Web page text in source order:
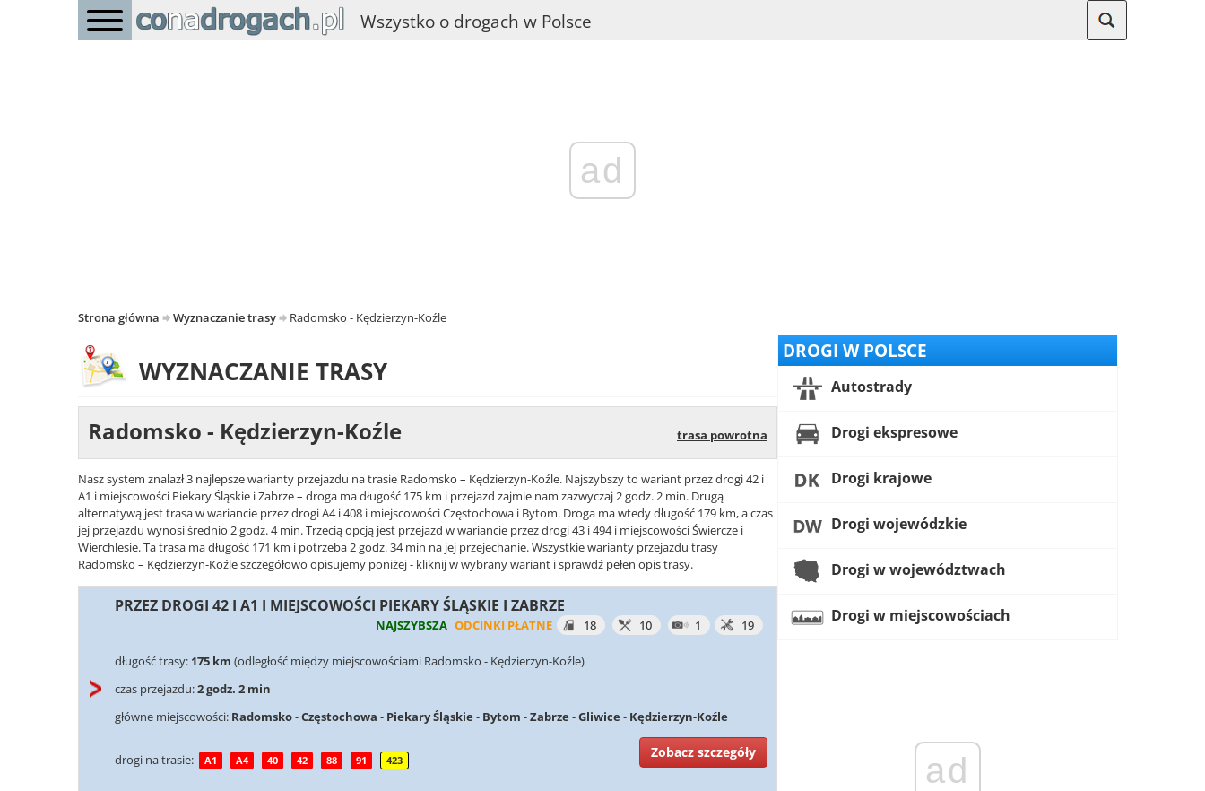
Wszystko o drogach w Polsce
ad
Strona główna Wyznaczanie trasy Radomsko - Kędzierzyn-Koźle
WYZNACZANIE TRASY
Radomsko - Kędzierzyn-Koźle trasa powrotna
Nasz system znalazł 3 najlepsze warianty przejazdu na trasie Radomsko – Kędzierzyn-Koźle. Najszybszy to wariant przez drogi 42 i
A1 i miejscowości Piekary Śląskie i Zabrze – droga ma długość 175 km i przejazd zajmie nam zazwyczaj 2 godz. 2 min. Drugą
alternatywą jest trasa w wariancie przez drogi A4 i 408 i miejscowości Częstochowa i Bytom. Droga ma wtedy długość 179 km, a czas
jej przejazdu wynosi średnio 2 godz. 4 min. Trzecią opcją jest przejazd w wariancie przez drogi 43 i 494 i miejscowości Świercze i
Wierchlesie. Ta trasa ma długość 171 km i potrzeba 2 godz. 34 min na jej przejechanie. Wszystkie warianty przejazdu trasy
Radomsko – Kędzierzyn-Koźle szczegółowo opisujemy poniżej - kliknij w wybrany wariant i sprawdź pełen opis trasy.
PRZEZ DROGI 42 I A1 I MIEJSCOWOŚCI PIEKARY ŚLĄSKIE I ZABRZE
NAJSZYBSZA ODCINKI PŁATNE 18 10 1 19
długość trasy: 175 km (odległość między miejscowościami Radomsko - Kędzierzyn-Koźle)
czas przejazdu:2 godz. 2 min
główne miejscowości: Radomsko-Częstochowa - Piekary Śląskie - Bytom -Zabrze -Gliwice - Kędzierzyn-Koźle
drogi na trasie: A1 A4 40 42 88 91 423
Zobacz szczegóły
DROGI W POLSCE
Autostrady
Drogi ekspresowe
Drogi krajowe
Drogi wojewódzkie
Drogi w województwach
Drogi w miejscowościach
ad